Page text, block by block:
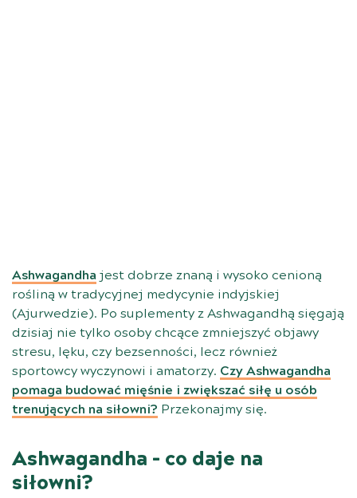
Ashwagandha jest dobrze znaną i wysoko cenioną
rośliną w tradycyjnej medycynie indyjskiej
(Ajurwedzie). Po suplementy z Ashwagandhą sięgają
dzisiaj nie tylko osoby chcące zmniejszyć objawy
stresu, lęku, czy bezsenności, lecz również
sportowcy wyczynowi i amatorzy. Czy Ashwagandha
pomaga budować mięśnie i zwiększać siłę u osób
trenujących na siłowni? Przekonajmy się.
Ashwagandha – co daje na
siłowni?